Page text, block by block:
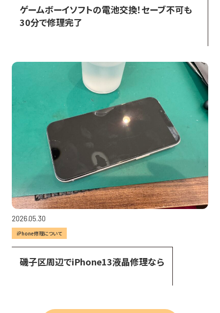
ゲームボーイソフトの電池交換！セーブ不可も
30分で修理完了
2026.05.30
iPhone修理について
磯子区周辺でiPhone13液晶修理なら